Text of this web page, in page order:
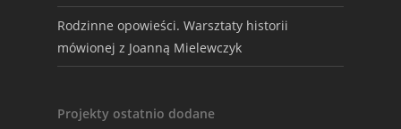
Rodzinne opowieści. Warsztaty historii
mówionej z Joanną Mielewczyk
Projekty ostatnio dodane